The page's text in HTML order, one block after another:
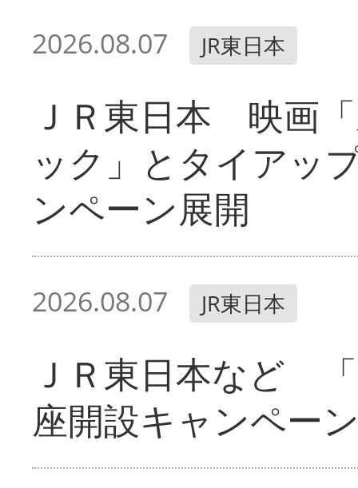
2026.08.07 JR東日本
ＪＲ東日本 映画
ック」とタイアッ
ンペーン展開
2026.08.07 JR東日本
ＪＲ東日本など
座開設キャンペー